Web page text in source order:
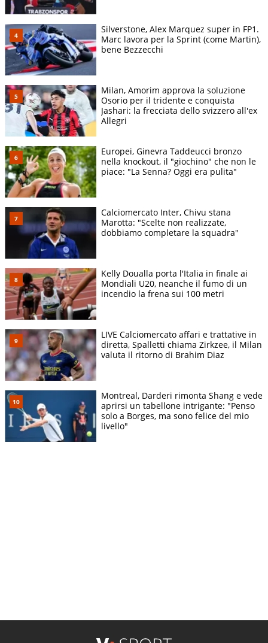
Silverstone, Alex Marquez super in FP1.
Marc lavora per la Sprint (come Martin),
bene Bezzecchi
Milan, Amorim approva la soluzione
Osorio per il tridente e conquista
Jashari: la frecciata dello svizzero all'ex
Allegri
Europei, Ginevra Taddeucci bronzo
nella knockout, il "giochino" che non le
piace: "La Senna? Oggi era pulita"
Calciomercato Inter, Chivu stana
Marotta: "Scelte non realizzate,
dobbiamo completare la squadra"
Kelly Doualla porta l'Italia in finale ai
Mondiali U20, neanche il fumo di un
incendio la frena sui 100 metri
LIVE Calciomercato affari e trattative in
diretta, Spalletti chiama Zirkzee, il Milan
valuta il ritorno di Brahim Diaz
Montreal, Darderi rimonta Shang e vede
aprirsi un tabellone intrigante: "Penso
solo a Borges, ma sono felice del mio
livello"